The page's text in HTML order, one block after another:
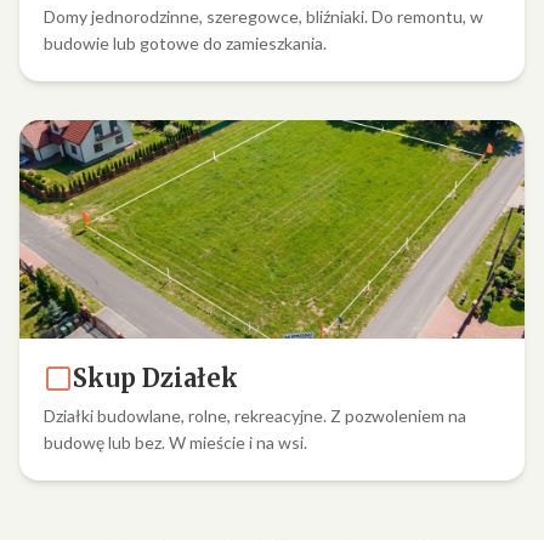
Domy jednorodzinne, szeregowce, bliźniaki. Do remontu, w
budowie lub gotowe do zamieszkania.
Skup Działek
Działki budowlane, rolne, rekreacyjne. Z pozwoleniem na
budowę lub bez. W mieście i na wsi.